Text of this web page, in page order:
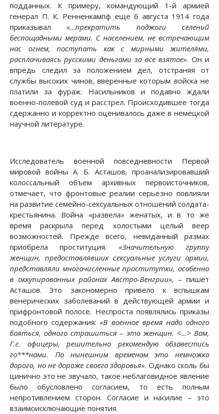
подданных. К примеру, командующий 1-й армией
генерал П. К. Ренненкампф еще 6 августа 1914 года
приказывал«…прекратить поджоги селений
беспощадными мерами. С населением, не встречающим
нас огнем, поступать как с мирными жителями,
расплачиваясь русскими деньгами за все взятое». Он и
впредь следил за положением дел, отстраняя от
службы высоких чинов, вверенные которым войска не
платили за фураж. Насильников и подавно ждали
военно-полевой суд и расстрел. Происходившее тогда
сдержанно и корректно оценивалось даже в немецкой
научной литературе.
Исследователь военной повседневности Первой
мировой войны А. Б. Асташов, проанализировавший
колоссальный объем архивных первоисточников,
отмечает, что фронтовые реалии серьезно повлияли
на развитие семейно-сексуальных отношений солдата-
крестьянина. Война «развела» женатых, и в то же
время раскрыла перед холостыми целый веер
возможностей. Прежде всего, невиданный размах
приобрела проституция. «Значительную группу
женщин, предоставлявших сексуальные услуги армии,
представляли многочисленные проститутки, особенно
в оккупированных районах Австро-Венгрии», – пишет
Асташов. Это закономерно привело к вспышкам
венерических заболеваний в действующей армии и
прифронтовой полосе. Неспроста появлялись приказы
подобного содержания:«В военное время надо одного
бояться, одного страшиться – это женщин. <…> Вам,
Г.г. офицеры, решительно рекомендую обзавестись
го***нами. По нынешним временам это немножко
дорого, но не дороже своего здоровья». Однако сколь бы
цинично это не звучало, такое неблаговидное явление
было обусловлено согласием, то есть полным
непротивлением сторон. Согласие и насилие – это
взаимоисключающие понятия.